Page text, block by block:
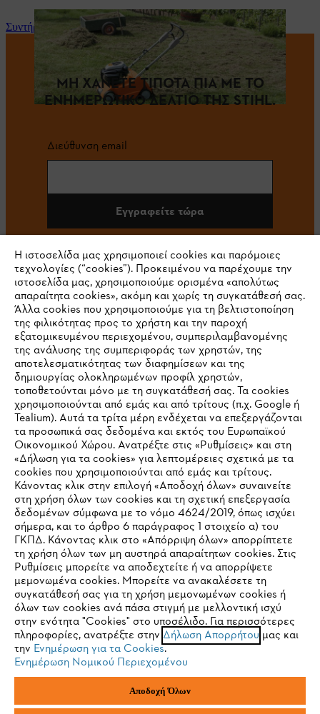
Συντήρηση και επισκευή
ΜΗ ΧΑΝΕΤΕ ΤΙΠΟΤΑ ΠΙΑ ΜΕ ΤΟ
ΕΝΗΜΕΡΩΤΙΚΟ ΔΕΛΤΙΟ ΤΗΣ STIHL.
Διεύθυνση email
Εγγραφείτε τώρα
#STIHL
Εταιρεία
STIHL Συχνές ερωτήσεις
Service
Πολιτική απορρήτου Νομικό κείμενο Cookies
Νομικές πληροφορίες
145 64 Κηφισιά, Αθήνα
IHR BROWSER WIRD NICHT
UNTERSTÜTZT
Sie nutzen einen Browser, den wir noch nicht unterstützen. Für
eine optimale Nutzung unserer Seite empfehlen wir Ihnen, zu
einem der folgenden Browser zu wechseln:
Firefox Chrome
Η ιστοσελίδα μας χρησιμοποιεί cookies και παρόμοιες
τεχνολογίες (“cookies”). Προκειμένου να παρέχουμε την
ιστοσελίδα μας, χρησιμοποιούμε ορισμένα «απολύτως
απαραίτητα cookies», ακόμη και χωρίς τη συγκατάθεσή σας.
Άλλα cookies που χρησιμοποιούμε για τη βελτιστοποίηση
της φιλικότητας προς το χρήστη και την παροχή
εξατομικευμένου περιεχομένου, συμπεριλαμβανομένης
της ανάλυσης της συμπεριφοράς των χρηστών, της
αποτελεσματικότητας των διαφημίσεων και της
δημιουργίας ολοκληρωμένων προφίλ χρηστών,
τοποθετούνται μόνο με τη συγκατάθεσή σας. Τα cookies
χρησιμοποιούνται από εμάς και από τρίτους (π.χ. Google ή
Tealium). Αυτά τα τρίτα μέρη ενδέχεται να επεξεργάζονται
τα προσωπικά σας δεδομένα και εκτός του Ευρωπαϊκού
Οικονομικού Χώρου. Ανατρέξτε στις «Ρυθμίσεις» και στη
«Δήλωση για τα cookies» για λεπτομέρειες σχετικά με τα
cookies που χρησιμοποιούνται από εμάς και τρίτους.
Κάνοντας κλικ στην επιλογή «Αποδοχή όλων» συναινείτε
στη χρήση όλων των cookies και τη σχετική επεξεργασία
δεδομένων σύμφωνα με το νόμο 4624/2019, όπως ισχύει
σήμερα, και το άρθρο 6 παράγραφος 1 στοιχείο α) του
ΓΚΠΔ. Κάνοντας κλικ στο «Απόρριψη όλων» απορρίπτετε
τη χρήση όλων των μη αυστηρά απαραίτητων cookies. Στις
Ρυθμίσεις μπορείτε να αποδεχτείτε ή να απορρίψετε
μεμονωμένα cookies. Μπορείτε να ανακαλέσετε τη
συγκατάθεσή σας για τη χρήση μεμονωμένων cookies ή
όλων των cookies ανά πάσα στιγμή με μελλοντική ισχύ
στην ενότητα "Cookies" στο υποσέλιδο. Για περισσότερες
πληροφορίες, ανατρέξτε στην Δήλωση Απορρήτου μας και
την Ενημέρωση για τα Cookies.
Ενημέρωση Νομικού Περιεχομένου
Αποδοχή Όλων